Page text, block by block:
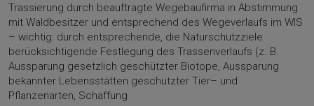
Trassierung durch beauftragte Wegebaufirma in Abstimmung
mit Waldbesitzer und entsprechend des Wegeverlaufs im WIS
– wichtig: durch entsprechende, die Naturschutzziele
berücksichtigende Festlegung des Trassenverlaufs (z. B.
Aussparung gesetzlich geschützter Biotope, Aussparung
bekannter Lebensstätten geschützter Tier– und
Pflanzenarten, Schaffung